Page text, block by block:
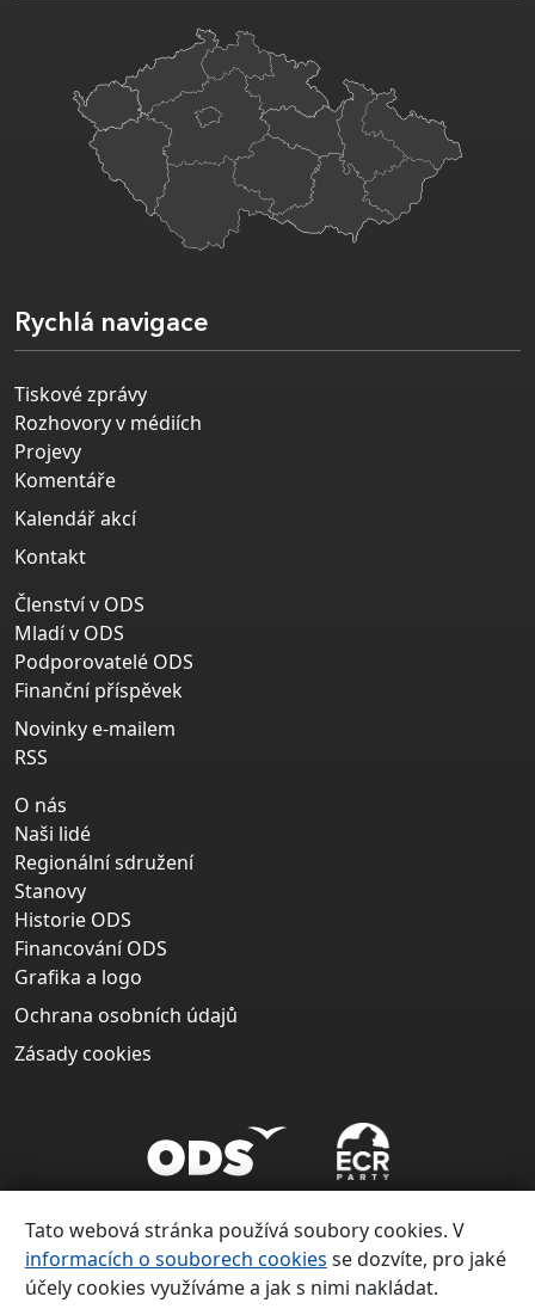
Rychlá navigace
Tiskové zprávy
Rozhovory v médiích
Projevy
Komentáře
Kalendář akcí
Kontakt
Členství v ODS
Mladí v ODS
Podporovatelé ODS
Finanční příspěvek
Novinky e-mailem
RSS
O nás
Naši lidé
Regionální sdružení
Stanovy
Historie ODS
Financování ODS
Grafika a logo
Ochrana osobních údajů
Zásady cookies
Copyright ©
Tato webová stránka používá soubory cookies. V
informacích o souborech cookies se dozvíte, pro jaké
účely cookies využíváme a jak s nimi nakládat.